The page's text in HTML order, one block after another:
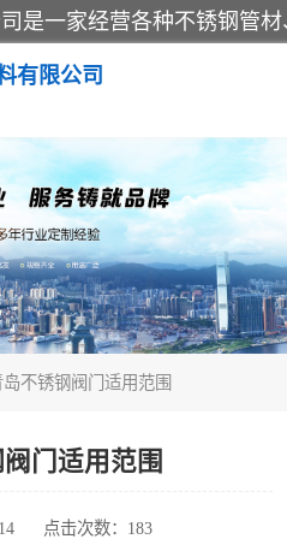
有限公司
岛不锈钢阀门适用范围
门适用范围
点击次数：183